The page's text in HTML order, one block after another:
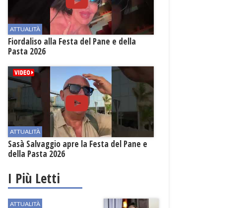
ATTUALITÀ
Fiordaliso alla Festa del Pane e della
Pasta 2026
ATTUALITÀ
Sasà Salvaggio apre la Festa del Pane e
della Pasta 2026
I Più Letti
ATTUALITÀ